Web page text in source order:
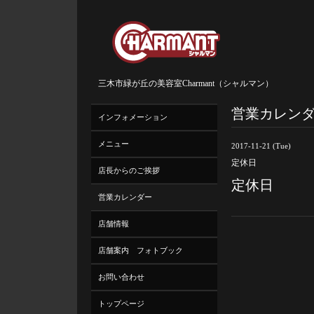
三木市緑が丘の美容室Charmant（シャルマン）
営業カレン
2017-11-21 (Tue)
定休日
定休日
インフォメーション
メニュー
店長からのご挨拶
営業カレンダー
店舗情報
店舗案内 フォトブック
お問い合わせ
トップページ